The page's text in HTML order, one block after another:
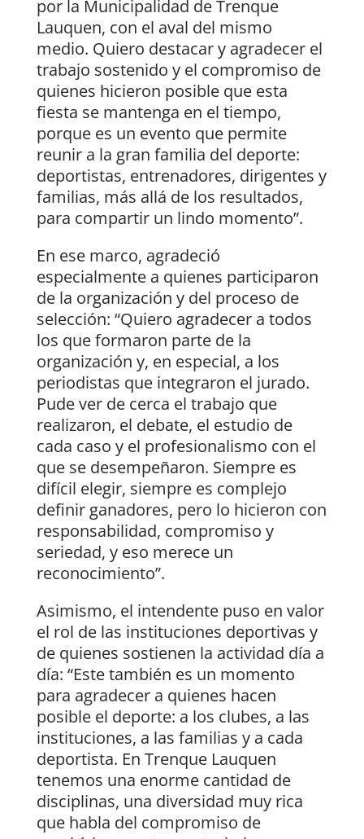
por la Municipalidad de Trenque
Lauquen, con el aval del mismo
medio. Quiero destacar y agradecer el
trabajo sostenido y el compromiso de
quienes hicieron posible que esta
fiesta se mantenga en el tiempo,
porque es un evento que permite
reunir a la gran familia del deporte:
deportistas, entrenadores, dirigentes y
familias, más allá de los resultados,
para compartir un lindo momento”.
En ese marco, agradeció
especialmente a quienes participaron
de la organización y del proceso de
selección: “Quiero agradecer a todos
los que formaron parte de la
organización y, en especial, a los
periodistas que integraron el jurado.
Pude ver de cerca el trabajo que
realizaron, el debate, el estudio de
cada caso y el profesionalismo con el
que se desempeñaron. Siempre es
difícil elegir, siempre es complejo
definir ganadores, pero lo hicieron con
responsabilidad, compromiso y
seriedad, y eso merece un
reconocimiento”.
Asimismo, el intendente puso en valor
el rol de las instituciones deportivas y
de quienes sostienen la actividad día a
día: “Este también es un momento
para agradecer a quienes hacen
posible el deporte: a los clubes, a las
instituciones, a las familias y a cada
deportista. En Trenque Lauquen
tenemos una enorme cantidad de
disciplinas, una diversidad muy rica
que habla del compromiso de